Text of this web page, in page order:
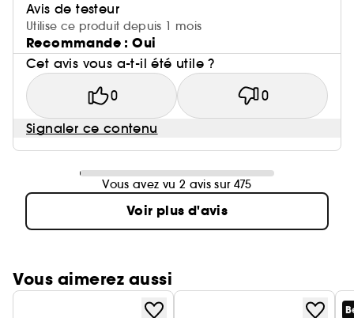
Avis de testeur
Utilise ce produit depuis 1 mois
Recommande : Oui
Cet avis vous a-t-il été utile ?
0 0
Signaler ce contenu
Vous avez vu 2 avis sur 475
Voir plus d'avis
Vous aimerez aussi